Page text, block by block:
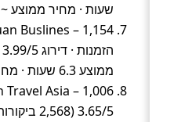
שעות · מחיר ממוצע ~71 ₪
ממוצע 6.3 שעות · מחיר ממוצע ~55 ₪